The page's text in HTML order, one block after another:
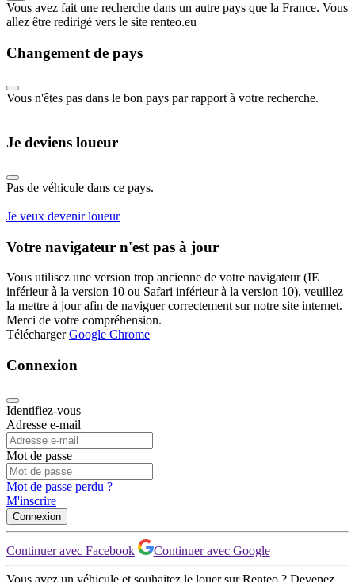
Vous avez fait une recherche dans un autre pays que la France. Vous
allez être redirigé vers le site renteo.eu
Changement de pays
Vous n'êtes pas dans le bon pays par rapport à votre recherche.
Je deviens loueur
Pas de véhicule dans ce pays.
Je veux devenir loueur
Votre navigateur n'est pas à jour
Vous utilisez une version trop ancienne de votre navigateur (IE
inférieur à la version 10 ou Safari inférieur à la version 10), veuillez
la mettre à jour afin de naviguer correctement sur notre site internet.
Merci de votre compréhension.
TéléchargerGoogle Chrome
Connexion
Identifiez-vous
Adresse e-mail
Mot de passe
Mot de passe perdu ?
M'inscrire
Connexion
Continuer avec Facebook Continuer avec Google
Vous avez un véhicule et souhaitez le louer sur Renteo ? Devenez